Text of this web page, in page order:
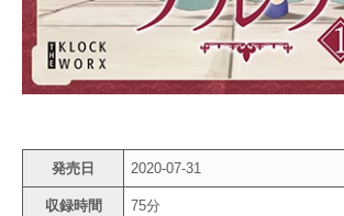
発売日 2020-07-31
収録時間 75分